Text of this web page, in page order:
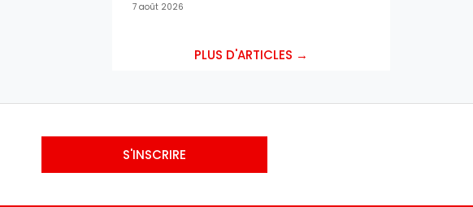
7 août 2026
PLUS D'ARTICLES →
S'INSCRIRE